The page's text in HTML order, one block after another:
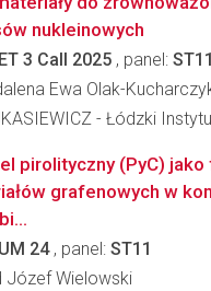
nukleinowych
3 Call 2025 , panel: ST11
Ewa Olak-
- Łódzki
pirolityczny (PyC) jako
grafenowych w
24, panel: ST11
Józef Wielowski